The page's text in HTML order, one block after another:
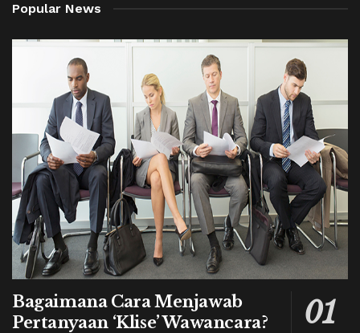
Popular News
Bagaimana Cara Menjawab
Pertanyaan ‘Klise’ Wawancara?